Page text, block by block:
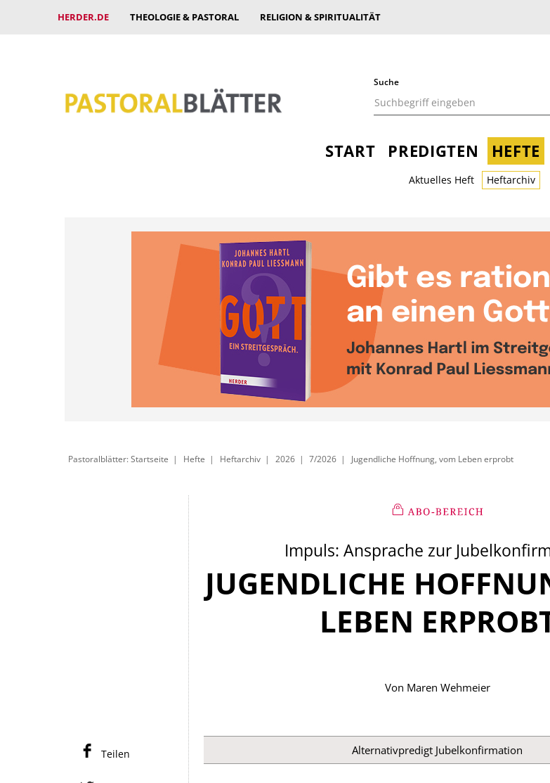
HERDER.DE THEOLOGIE & PASTORAL RELIGION & SPIRITUALITÄT
Suche
START PREDIGTEN HEFTE
Aktuelles Heft Heftarchiv
Pastoralblätter: Startseite Hefte Heftarchiv 2026 7/2026 Jugendliche Hoffnung, vom Leben erprobt
Impuls: Ansprache zur
:
JUGENDLICHE
LEBEN
Von Maren Wehmeier
Alternativpredigt Jubelkonfirmation
Teilen